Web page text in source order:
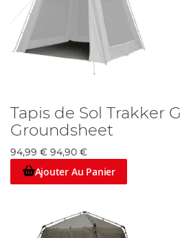
Tapis de Sol Trakker
Groundsheet
94,99 € 94,90 €
Ajouter Au Panier